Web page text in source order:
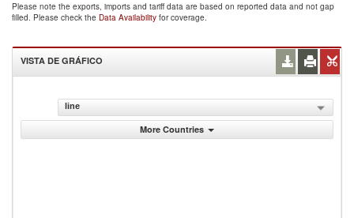
Please note the exports, imports and tariff data are based on reported data and not gap
filled. Please check the Data Availability for coverage.
VISTA DE GRÁFICO
line
More Countries